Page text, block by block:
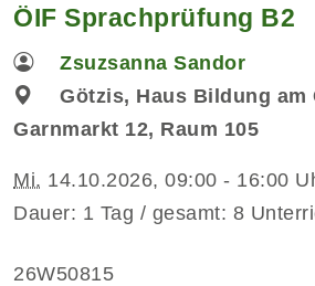
ÖIF Sprachprüfung B2
Zsuzsanna Sandor
Götzis, Haus Bildung am
Garnmarkt 12, Raum 105
Mi. 14.10.2026, 09:00 - 16:00
Dauer: 1 Tag / gesamt: 8
26W50815